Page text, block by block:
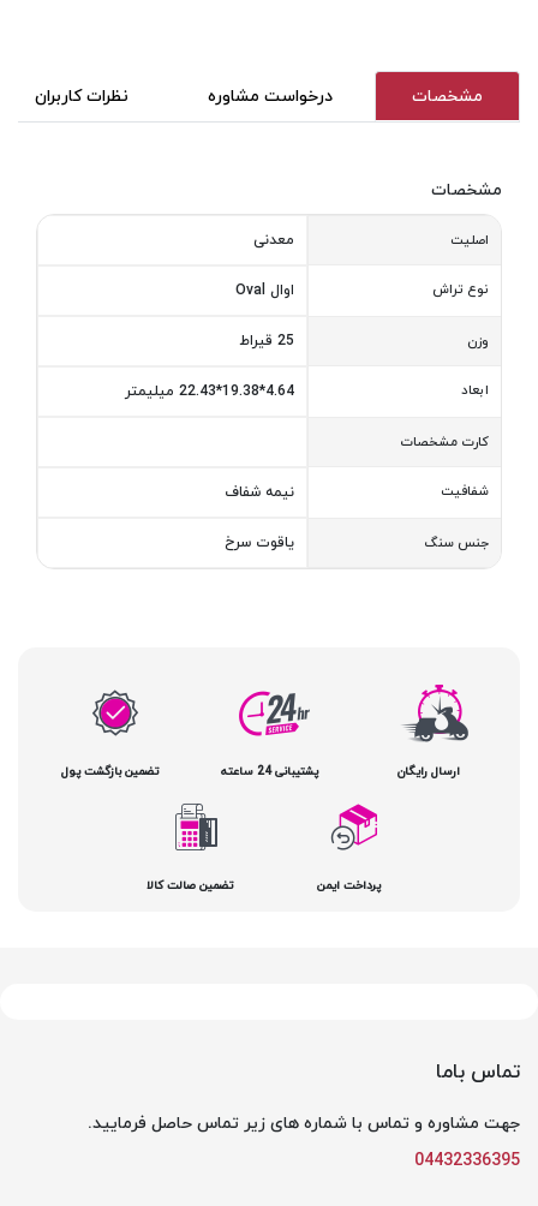
مشخصات درخواست مشاوره نظرات کاربران
مشخصات
اصلیت معدنی
نوع تراش اوال Oval
وزن 25 قیراط
ابعاد 4.64*19.38*22.43 میلیمتر
کارت مشخصات
شفافیت نیمه شفاف
جنس سنگ یاقوت سرخ
ارسال رایگان پشتیبانی 24 ساعته تضمین بازگشت پول
پرداخت ایمن تضمین صالت کالا
تماس باما
جهت مشاوره و تماس با شماره های زیر تماس حاصل فرمایید.
04432336395